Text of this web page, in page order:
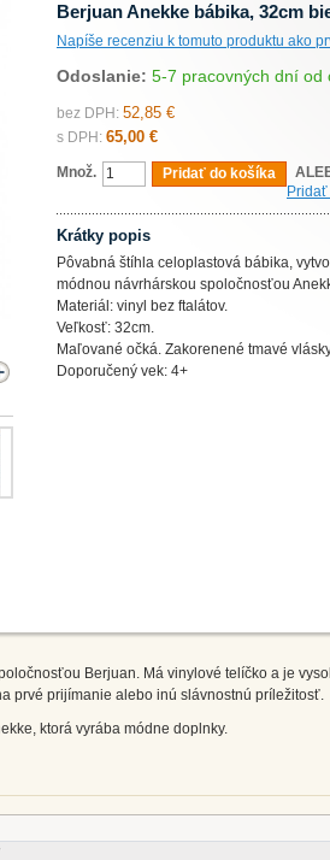
Berjuan Anekke bábika, 32cm
Napíše recenziu k tomuto produktu ako
Odoslanie: 5-7 pracovných dní od
bez DPH: 52,85 €
s DPH: 65,00 €
Množ. Pridať do košíka
Krátky popis
Pôvabná štíhla celoplastová bábika,
módnou návrhárskou spoločnosťou
Materiál: vinyl bez ftalátov.
Veľkosť: 32cm.
Maľované očká. Zakorenené tmavé
Doporučený vek: 4+
Berjuan. Má vinylové telíčko a je
prvé prijímanie alebo inú slávnostnú príležitosť.
ktorá vyrába módne doplnky.